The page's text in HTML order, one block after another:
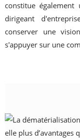
constitue
dirigeant
conserver une
s'appuyer sur une